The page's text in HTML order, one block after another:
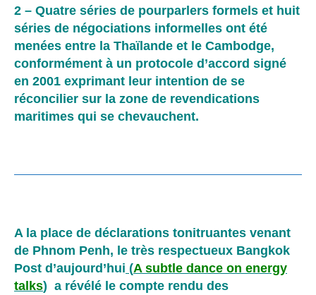
2 – Quatre séries de pourparlers formels et huit
séries de négociations informelles ont été
menées entre la Thaïlande et le Cambodge,
conformément à un protocole d’accord signé
en 2001 exprimant leur intention de se
réconcilier sur la zone de revendications
maritimes qui se chevauchent.
A la place de déclarations tonitruantes venant
de Phnom Penh, le très respectueux Bangkok
Post d’aujourd’hui (A subtle dance on energy
talks) a révélé le compte rendu des